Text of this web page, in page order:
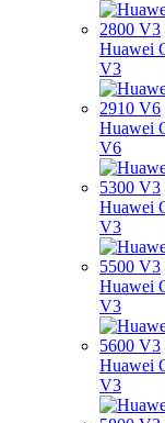
Huawei
V3
Huawei
V6
Huawei
V3
Huawei
V3
Huawei
V3